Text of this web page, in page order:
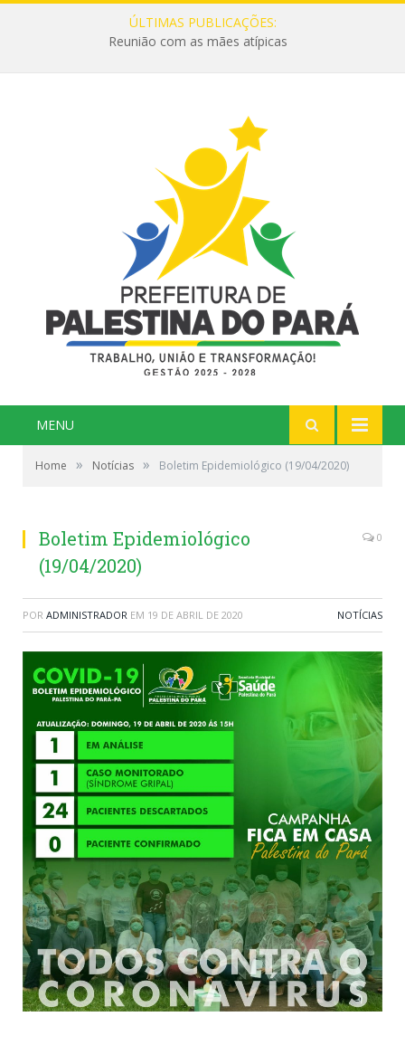
ÚLTIMAS PUBLICAÇÕES:
Reunião com as mães atípicas
MENU
Home » Notícias » Boletim Epidemiológico (19/04/2020)
Boletim Epidemiológico
(19/04/2020)
0
POR ADMINISTRADOR EM 19 DE ABRIL DE 2020 NOTÍCIAS